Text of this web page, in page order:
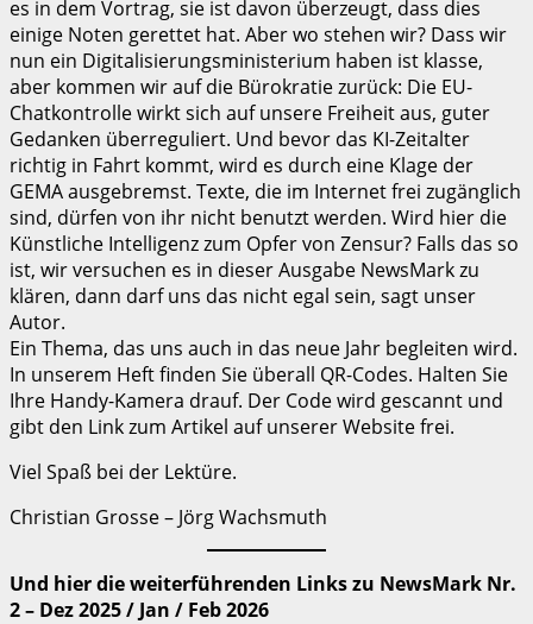
es in dem Vortrag, sie ist davon überzeugt, dass dies
einige Noten gerettet hat. Aber wo stehen wir? Dass wir
nun ein Digitalisierungsministerium haben ist klasse,
aber kommen wir auf die Bürokratie zurück: Die EU-
Chatkontrolle wirkt sich auf unsere Freiheit aus, guter
Gedanken überreguliert. Und bevor das KI-Zeitalter
richtig in Fahrt kommt, wird es durch eine Klage der
GEMA ausgebremst. Texte, die im Internet frei zugänglich
sind, dürfen von ihr nicht benutzt werden. Wird hier die
Künstliche Intelligenz zum Opfer von Zensur? Falls das so
ist, wir versuchen es in dieser Ausgabe NewsMark zu
klären, dann darf uns das nicht egal sein, sagt unser
Autor.
Ein Thema, das uns auch in das neue Jahr begleiten wird.
In unserem Heft finden Sie überall QR-Codes. Halten Sie
Ihre Handy-Kamera drauf. Der Code wird gescannt und
gibt den Link zum Artikel auf unserer Website frei.
Viel Spaß bei der Lektüre.
Christian Grosse – Jörg Wachsmuth
Und hier die weiterführenden Links zu NewsMark Nr.
2 – Dez 2025 / Jan / Feb 2026